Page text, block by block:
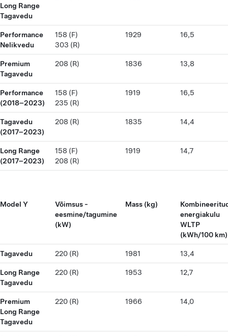
Long Range
Tagavedu
Performance
Nelikvedu
158 (F)
303 (R)
1929 16,5
Premium
Tagavedu
208 (R) 1836 13,8
Performance
(2018–2023)
158 (F)
235 (R)
1919 16,5
Tagavedu
(2017–2023)
208 (R) 1835 14,4
Long Range
(2017–2023)
158 (F)
208 (R)
1919 14,7
Model Y
Võimsus -
eesmine/tagumine
(kW)
Mass (kg)
energiakulu
WLTP
(kWh/100 km)
Tagavedu 220 (R) 1981 13,4
Long Range
Tagavedu
220 (R) 1953 12,7
Premium
Long Range
Tagavedu
220 (R) 1966 14,0